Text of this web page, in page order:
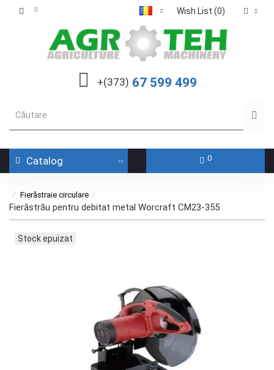
Wish List (0)
+(373) 67 599 499
Catalog 0
Fierăstraie circulare
Fierăstrău pentru debitat metal Worcraft CM23-355
Stock epuizat